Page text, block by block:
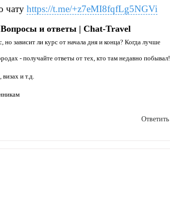
чату https://t.me/+z7eMI8fqfLg5NGVi
и ответы | Chat-Travel
зависит ли курс от начала дня и конца? Когда лучше
- получайте ответы от тех, кто там недавно побывал!
и т.д.
Ответить